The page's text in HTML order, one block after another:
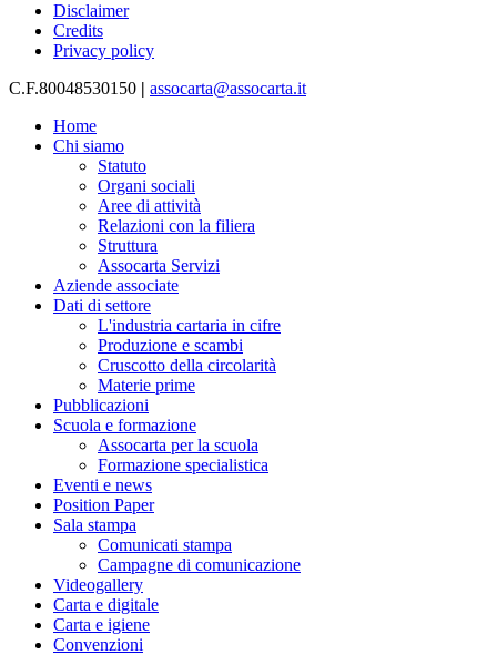
Disclaimer
Credits
Privacy policy
C.F.80048530150 | assocarta@assocarta.it
Home
Chi siamo
Statuto
Organi sociali
Aree di attività
Relazioni con la filiera
Struttura
Assocarta Servizi
Aziende associate
Dati di settore
L'industria cartaria in cifre
Produzione e scambi
Cruscotto della circolarità
Materie prime
Pubblicazioni
Scuola e formazione
Assocarta per la scuola
Formazione specialistica
Eventi e news
Position Paper
Sala stampa
Comunicati stampa
Campagne di comunicazione
Videogallery
Carta e digitale
Carta e igiene
Convenzioni